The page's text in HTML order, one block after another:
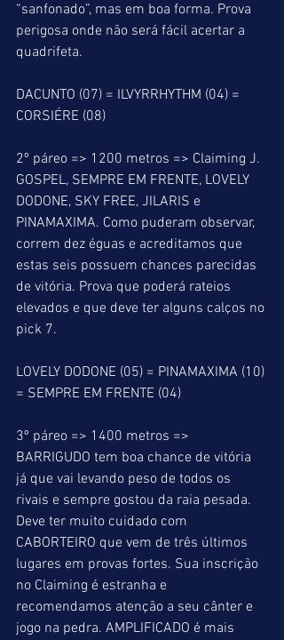
“sanfonado”, mas em boa forma. Prova
perigosa onde não será fácil acertar a
quadrifeta.
DACUNTO (07) = ILVYRRHYTHM (04) =
CORSIÉRE (08)
2º páreo => 1200 metros => Claiming J.
GOSPEL, SEMPRE EM FRENTE, LOVELY
DODONE, SKY FREE, JILARIS e
PINAMAXIMA. Como puderam observar,
correm dez éguas e acreditamos que
estas seis possuem chances parecidas
de vitória. Prova que poderá rateios
elevados e que deve ter alguns calços no
pick 7.
LOVELY DODONE (05) = PINAMAXIMA (10)
= SEMPRE EM FRENTE (04)
3º páreo => 1400 metros =>
BARRIGUDO tem boa chance de vitória
já que vai levando peso de todos os
rivais e sempre gostou da raia pesada.
Deve ter muito cuidado com
CABORTEIRO que vem de três últimos
lugares em provas fortes. Sua inscrição
no Claiming é estranha e
recomendamos atenção a seu cânter e
jogo na pedra. AMPLIFICADO é mais